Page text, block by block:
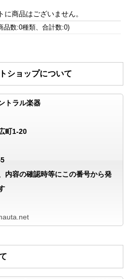
に商品はございません。
品数:0種類、合計数:0)
ショップについて
トラル楽器
町1-20
内容の確認時等にこの番号から発